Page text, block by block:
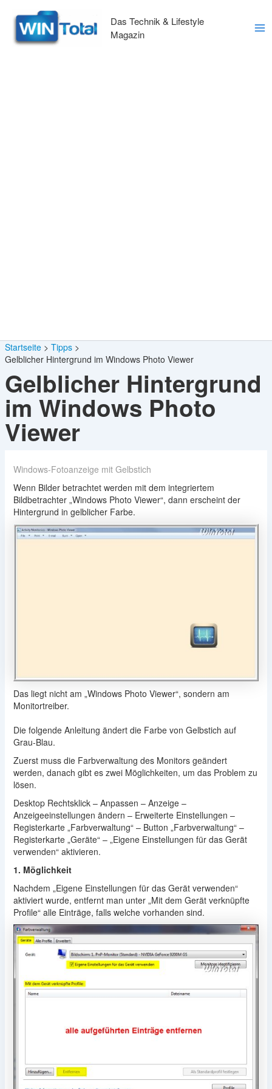
Inhalt
springen
Das Technik & Lifestyle
Magazin
Startseite
Tipps
Gelblicher Hintergrund im Windows Photo Viewer
Gelblicher Hintergrund
im Windows Photo
Viewer
Windows-Fotoanzeige mit Gelbstich
Wenn Bilder betrachtet werden mit dem integriertem
Bildbetrachter „Windows Photo Viewer“, dann erscheint der
Hintergrund in gelblicher Farbe.
Das liegt nicht am „Windows Photo Viewer“, sondern am
Monitortreiber.
Die folgende Anleitung ändert die Farbe von Gelbstich auf
Grau-Blau.
Zuerst muss die Farbverwaltung des Monitors geändert
werden, danach gibt es zwei Möglichkeiten, um das Problem zu
lösen.
Desktop Rechtsklick – Anpassen – Anzeige –
Anzeigeeinstellungen ändern – Erweiterte Einstellungen –
Registerkarte „Farbverwaltung“ – Button „Farbverwaltung“ –
Registerkarte „Geräte“ – „Eigene Einstellungen für das Gerät
verwenden“ aktivieren.
1. Möglichkeit
Nachdem „Eigene Einstellungen für das Gerät verwenden“
aktiviert wurde, entfernt man unter „Mit dem Gerät verknüpfte
Profile“ alle Einträge, falls welche vorhanden sind.